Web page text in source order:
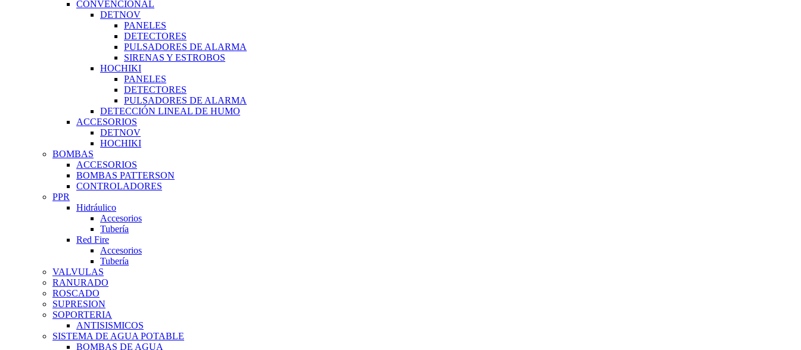
CONVENCIONAL
DETNOV
PANELES
DETECTORES
PULSADORES DE ALARMA
SIRENAS Y ESTROBOS
HOCHIKI
PANELES
DETECTORES
PULSADORES DE ALARMA
DETECCIÓN LINEAL DE HUMO
ACCESORIOS
DETNOV
HOCHIKI
BOMBAS
ACCESORIOS
BOMBAS PATTERSON
CONTROLADORES
PPR
Hidráulico
Accesorios
Tubería
Red Fire
Accesorios
Tubería
VALVULAS
RANURADO
ROSCADO
SUPRESION
SOPORTERIA
ANTISISMICOS
SISTEMA DE AGUA POTABLE
BOMBAS DE AGUA